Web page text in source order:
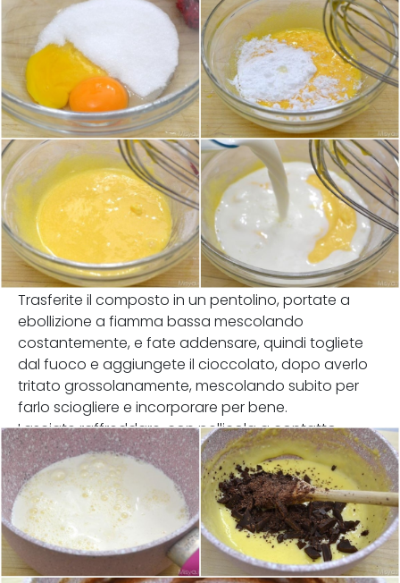
Trasferite il composto in un pentolino, portate a
ebollizione a fiamma bassa mescolando
costantemente, e fate addensare, quindi togliete
dal fuoco e aggiungete il cioccolato, dopo averlo
tritato grossolanamente, mescolando subito per
farlo sciogliere e incorporare per bene.
Lasciate raffreddare, con pellicola a contatto.